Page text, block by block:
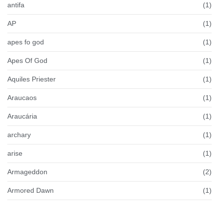
antifa (1)
AP (1)
apes fo god (1)
Apes Of God (1)
Aquiles Priester (1)
Araucaos (1)
Araucária (1)
archary (1)
arise (1)
Armageddon (2)
Armored Dawn (1)